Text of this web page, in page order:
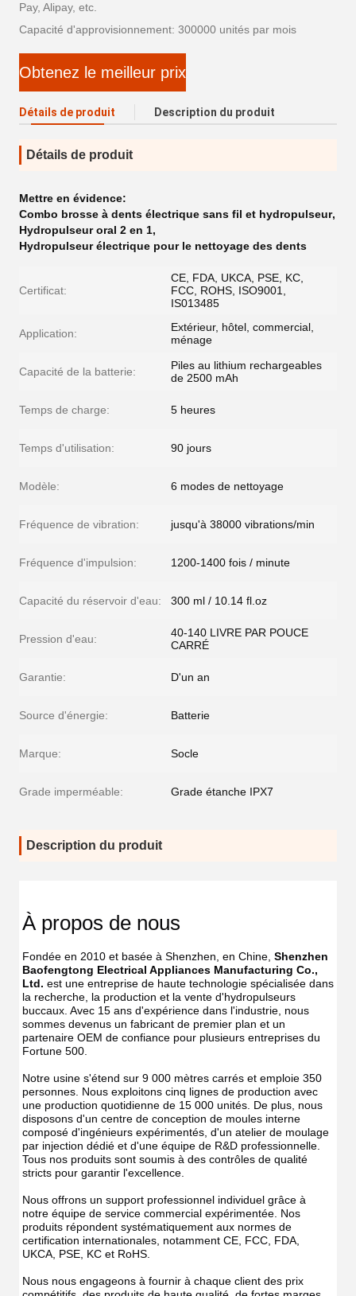
Pay, Alipay, etc.
Capacité d'approvisionnement: 300000 unités par mois
Obtenez le meilleur prix
Détails de produit Description du produit
Détails de produit
Mettre en évidence:
Combo brosse à dents électrique sans fil et hydropulseur,
Hydropulseur oral 2 en 1,
Hydropulseur électrique pour le nettoyage des dents
Certificat:
CE, FDA, UKCA, PSE, KC,
FCC, ROHS, ISO9001,
IS013485
Application:
Extérieur, hôtel, commercial,
ménage
Capacité de la batterie:
Piles au lithium rechargeables
de 2500 mAh
Temps de charge: 5 heures
Temps d'utilisation: 90 jours
Modèle: 6 modes de nettoyage
Fréquence de vibration: jusqu'à 38000 vibrations/min
Fréquence d'impulsion: 1200-1400 fois / minute
Capacité du réservoir d'eau: 300 ml / 10.14 fl.oz
Pression d'eau:
40-140 LIVRE PAR POUCE
CARRÉ
Garantie: D'un an
Source d'énergie: Batterie
Marque: Socle
Grade imperméable: Grade étanche IPX7
Description du produit
À propos de nous
Fondée en 2010 et basée à Shenzhen, en Chine, Shenzhen
Baofengtong Electrical Appliances Manufacturing Co.,
Ltd. est une entreprise de haute technologie spécialisée dans
la recherche, la production et la vente d'hydropulseurs
buccaux. Avec 15 ans d'expérience dans l'industrie, nous
sommes devenus un fabricant de premier plan et un
partenaire OEM de confiance pour plusieurs entreprises du
Fortune 500.
Notre usine s'étend sur 9 000 mètres carrés et emploie 350
personnes. Nous exploitons cinq lignes de production avec
une production quotidienne de 15 000 unités. De plus, nous
disposons d'un centre de conception de moules interne
composé d'ingénieurs expérimentés, d'un atelier de moulage
par injection dédié et d'une équipe de R&D professionnelle.
Tous nos produits sont soumis à des contrôles de qualité
stricts pour garantir l'excellence.
Nous offrons un support professionnel individuel grâce à
notre équipe de service commercial expérimentée. Nos
produits répondent systématiquement aux normes de
certification internationales, notamment CE, FCC, FDA,
UKCA, PSE, KC et RoHS.
Nous nous engageons à fournir à chaque client des prix